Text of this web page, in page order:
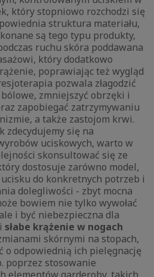
który stopniowo rozchodzi się
struktura materiału,
są tego typu produkty,
ruchu skóra poddawana
który dodatkowo
poprawiając też wygląd
pozwala złagodzić
zmniejszyć obrzęki i
zapobiegać zatrzymywaniu
a także zastojom krwi.
zdecydujemy się na
uciskowych, warto w
skonsultować się ze
dostosuje zarówno model,
do konkretnych potrzeb i
dolegliwości - zbyt mocna
bowiem nie tylko wywołać
i być niebezpieczna dla
słabe krążenie w nogach
skórnymi na stopach,
o odpowiednią ich pielęgnację
poprzez stosowanie